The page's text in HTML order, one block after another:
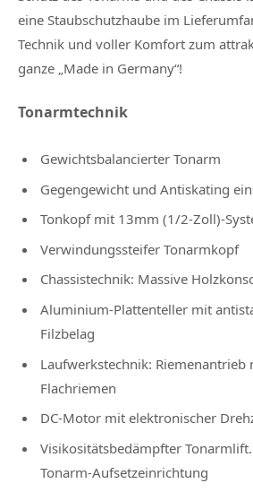
eine Staubschutzhaube im
Technik und voller Komfort zum
ganze „Made in Germany“!
Tonarmtechnik
Gewichtsbalancierter Tonarm
Gegengewicht und Antiskating
Tonkopf mit 13mm (1/2-Zoll)-
Verwindungssteifer Tonarmkopf
Chassistechnik: Massive
Aluminium-Plattenteller mit
Filzbelag
Laufwerkstechnik: Riemenantrieb
Flachriemen
DC-Motor mit elektronischer
Visikositätsbedämpfter
Tonarm-Aufsetzeinrichtung